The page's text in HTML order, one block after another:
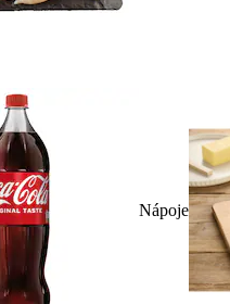
Nápoje